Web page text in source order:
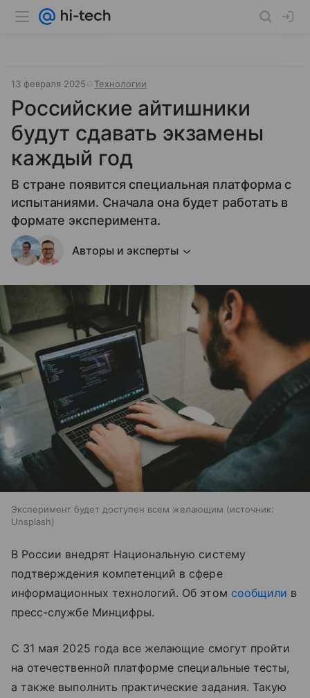
13 февраля 2025 Технологии
Российские айтишники
будут сдавать экзамены
каждый год
В стране появится специальная платформа с
испытаниями. Сначала она будет работать в
формате эксперимента.
Авторы и эксперты
Эксперимент будет доступен всем желающим
источник:
Unsplash
В России внедрят Национальную систему
подтверждения компетенций в сфере
информационных технологий. Об этом сообщили в
пресс-службе Минцифры.
С 31 мая 2025 года все желающие смогут пройти
на отечественной платформе специальные тесты,
а также выполнить практические задания. Такую